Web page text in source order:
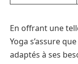
En offrant une
Yoga s’assure
adaptés à ses